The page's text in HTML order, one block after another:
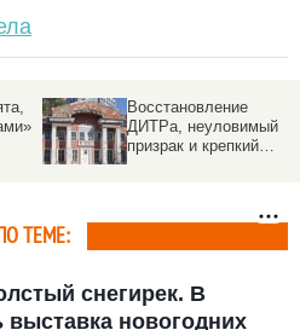
Восстановление
ДИТРа, неуловимый
призрак и крепкий
ПО ТЕМЕ:
снегирек. В
новогодних